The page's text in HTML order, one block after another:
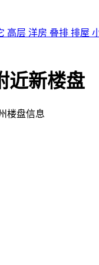
高层 洋房 叠排 排屋
近新楼盘
楼盘信息